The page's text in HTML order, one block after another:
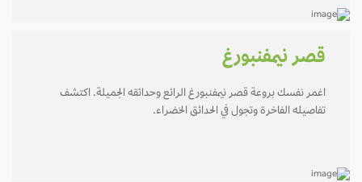
قصر نيمفنبورغ
اغمر نفسك بروعة قصر نيمفنبورغ الرائع وحدائقه الجميلة. اكتشف
تفاصيله الفاخرة وتجول في الحدائق الخضراء.